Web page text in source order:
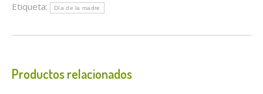
Etiqueta:
Día de la madre
Productos relacionados